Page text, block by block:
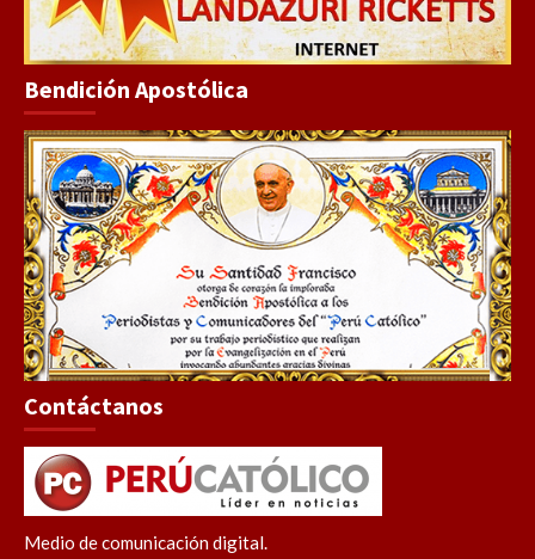
Bendición Apostólica
Contáctanos
Medio de comunicación digital.